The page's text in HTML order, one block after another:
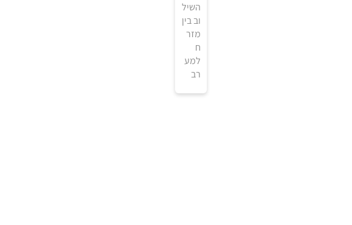
השיל
וב בין
מזר
ח
למע
רב